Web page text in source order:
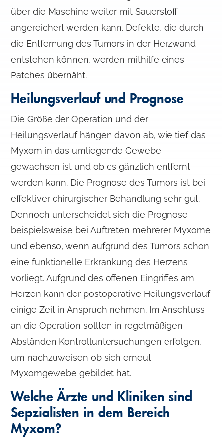
über die Maschine weiter mit Sauerstoff
angereichert werden kann. Defekte, die durch
die Entfernung des Tumors in der Herzwand
entstehen können, werden mithilfe eines
Patches übernäht.
Heilungsverlauf und Prognose
Die Größe der Operation und der
Heilungsverlauf hängen davon ab, wie tief das
Myxom in das umliegende Gewebe
gewachsen ist und ob es gänzlich entfernt
werden kann. Die Prognose des Tumors ist bei
effektiver chirurgischer Behandlung sehr gut.
Dennoch unterscheidet sich die Prognose
beispielsweise bei Auftreten mehrerer Myxome
und ebenso, wenn aufgrund des Tumors schon
eine funktionelle Erkrankung des Herzens
vorliegt. Aufgrund des offenen Eingriffes am
Herzen kann der postoperative Heilungsverlauf
einige Zeit in Anspruch nehmen. Im Anschluss
an die Operation sollten in regelmäßigen
Abständen Kontrolluntersuchungen erfolgen,
um nachzuweisen ob sich erneut
Myxomgewebe gebildet hat.
Welche Ärzte und Kliniken sind
Sepzialisten in dem Bereich
Myxom?